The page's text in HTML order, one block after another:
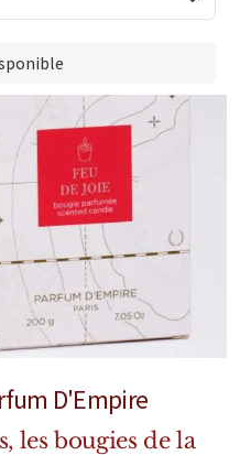
D'Empire
les bougies de la